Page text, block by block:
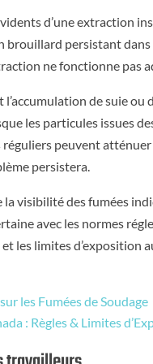
d’une extraction
brouillard persistant dans
ne fonctionne pas
de suie ou
les particules issues
peuvent
persistera.
visibilité des fumées
avec les normes
les limites d’exposition
les Fumées de Soudage
: Règles & Limites